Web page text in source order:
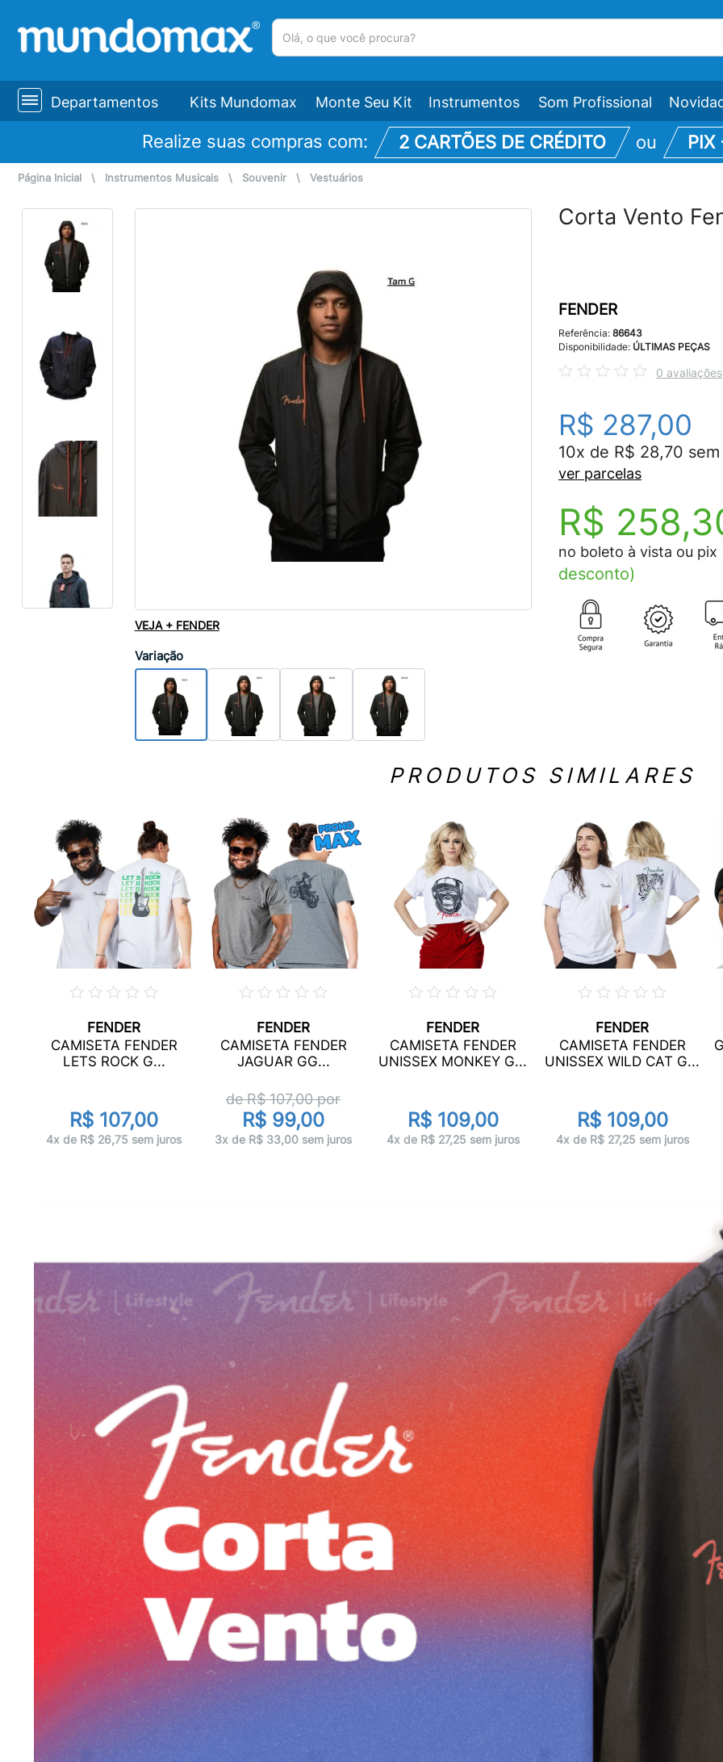
Departamentos Kits Mundomax Monte Seu Kit Instrumentos Som Profissional
Realize suas compras com: 2 CARTÕES DE CRÉDITO ou PIX
Página Inicial \ Instrumentos Musicais \ Souvenir \ Vestuários
VEJA + FENDER
Variação
Corta Vento
FENDER
Referência: 86643
Disponibilidade: ÚLTIMAS PEÇAS
0 avaliações
R$ 287,00
10x de R$ 28,70
ver parcelas
R$
no boleto à vista ou pix
desconto)
PRODUTOS SIMILARES
FENDER
CAMISETA FENDER
LETS ROCK G...
R$ 107,00
4x de R$ 26,75 sem juros
FENDER
CAMISETA FENDER
JAGUAR GG...
de R$107,00por
R$ 99,00
3x de R$ 33,00 sem juros
FENDER
CAMISETA FENDER
UNISSEX MONKEY G...
R$ 109,00
4x de R$ 27,25 sem juros
FENDER
CAMISETA FENDER
UNISSEX WILD CAT G...
R$ 109,00
4x de R$ 27,25 sem juros